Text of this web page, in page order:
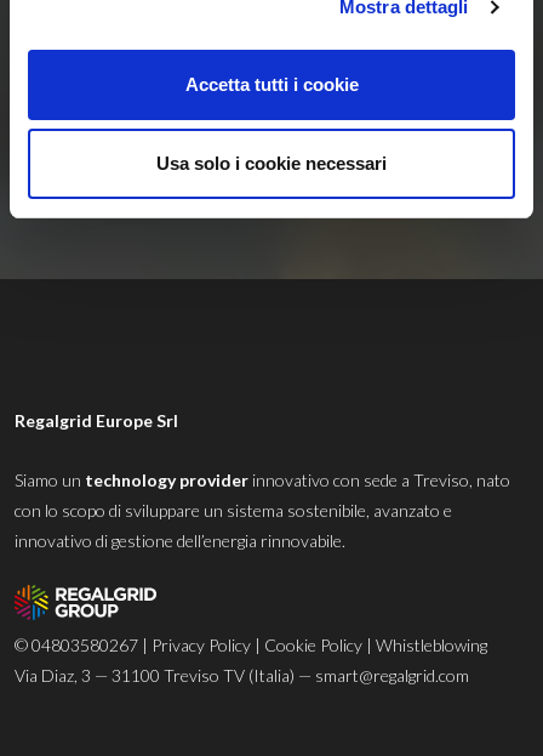
Mostra dettagli
Accetta tutti i cookie
Usa solo i cookie necessari
Energetiche
Rinnovabili
Contattaci
Regalgrid Europe Srl
Siamo un technology provider innovativo con sede a Treviso, nato
con lo scopo di sviluppare un sistema sostenibile, avanzato e
innovativo di gestione dell’energia rinnovabile.
© 04803580267 | Privacy Policy | Cookie Policy | Whistleblowing
Via Diaz, 3 — 31100 Treviso TV (Italia) — smart@regalgrid.com